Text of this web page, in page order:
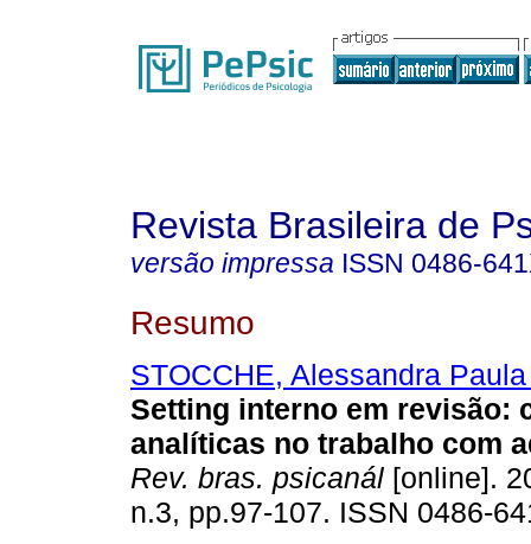
Revista Brasileira de
versão impressa ISSN 0486-
Resumo
STOCCHE, Alessandra
Setting interno em revisão:
analíticas no trabalho com
Rev. bras. psicanál [online].
n.3, pp.97-107. ISSN 0486-